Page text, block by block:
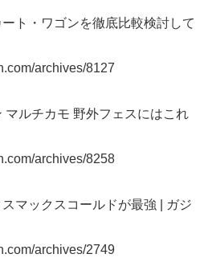
ト・ワゴンを徹底比較検討して
archives/8127
マルチカモ 野外フェスにはこれ
archives/8258
マックスコールドが最強 | ガジ
archives/2749